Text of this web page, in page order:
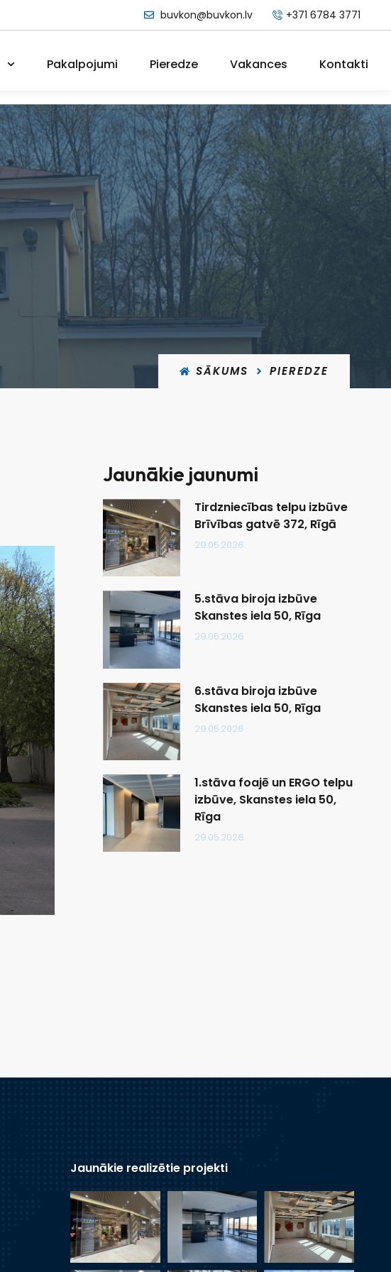
buvkon@buvkon.lv +371 6784 3771
Pakalpojumi Pieredze Vakances Kontakti
SĀKUMS PIEREDZE
Jaunākie jaunumi
Tirdzniecības telpu izbūve
Brīvības gatvē 372, Rīgā
29.05.2026.
5.stāva biroja izbūve
Skanstes iela 50, Rīga
29.05.2026.
6.stāva biroja izbūve
Skanstes iela 50, Rīga
29.05.2026.
1.stāva foajē un ERGO telpu
izbūve, Skanstes iela 50,
Rīga
29.05.2026.
Jaunākie realizētie projekti